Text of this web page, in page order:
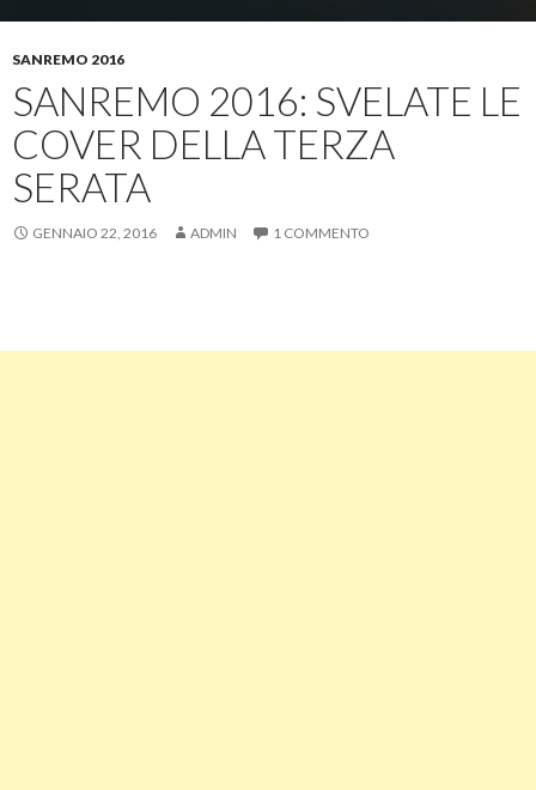
SANREMO 2016
SANREMO 2016: SVELATE LE
COVER DELLA TERZA
SERATA
GENNAIO 22, 2016 ADMIN 1 COMMENTO